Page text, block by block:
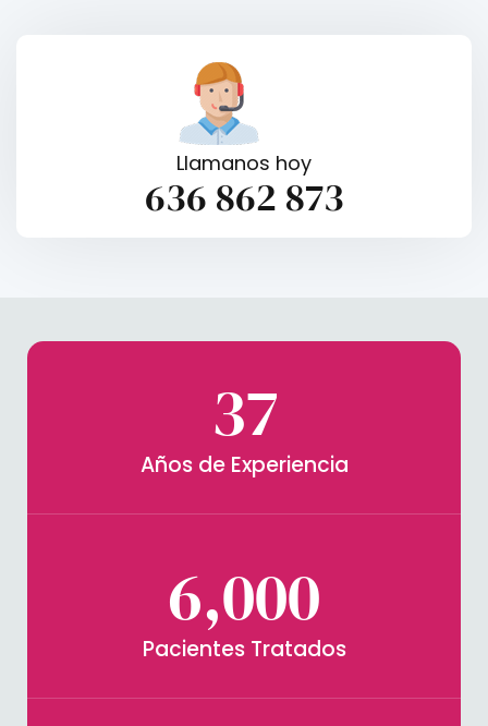
Llamanos hoy
636 862 873
Años de Experiencia
37
Pacientes Tratados
6,000